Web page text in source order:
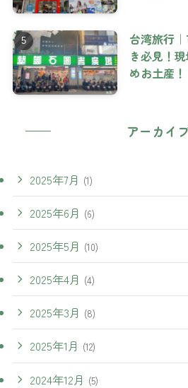
台湾旅行
き必見！
めお土産！
アーカイ
2025年7月 (1)
2025年6月 (6)
2025年5月 (10)
2025年4月 (4)
2025年3月 (8)
2025年1月 (12)
2024年12月 (5)